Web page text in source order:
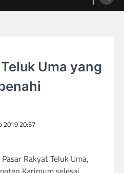
Uma yang
2019 20:57
Rakyat Teluk Uma,